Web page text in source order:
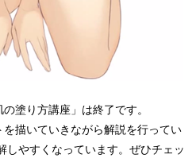
塗り方講座」は終了です。
描いていきながら解説を行ってい
しやすくなっています。ぜひチェッ